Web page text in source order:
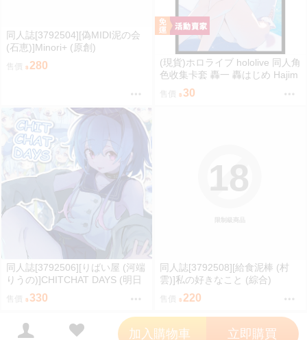
同人誌[3792504][偽MIDI泥の会
(石恵)]Minori+ (原創)
售價 280
(現貨)ホロライブ hololive 同人角
色收集卡套 轟一 轟はじめ Hajim
e 泳裝ver.（單售）
售價 30
同人誌[3792506][りばい屋 (河端
りうの)]CHITCHAT DAYS (明日
330
限制級商品
18
同人誌[3792508][給食泥棒 (村
雲)]私の好きなこと (綜合)
220
加入購物車 立即購買